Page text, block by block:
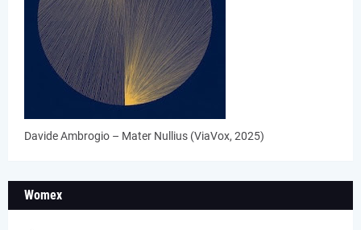
Davide Ambrogio – Mater Nullius (ViaVox, 2025)
Womex